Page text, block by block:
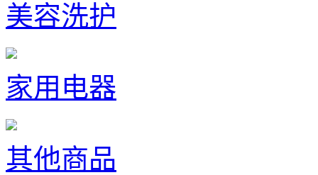
美容洗护
家用电器
其他商品